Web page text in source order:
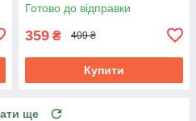
Готово до відправки
359 ₴ 409 ₴
Купити
ще